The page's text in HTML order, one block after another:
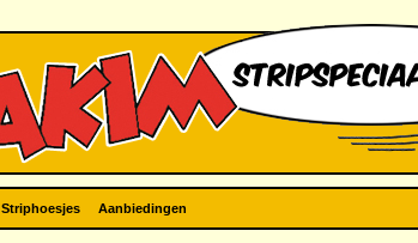
Striphoesjes Aanbiedingen